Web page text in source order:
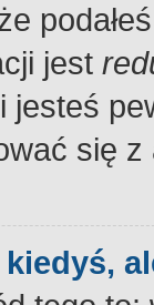
jest
się
kiedyś,